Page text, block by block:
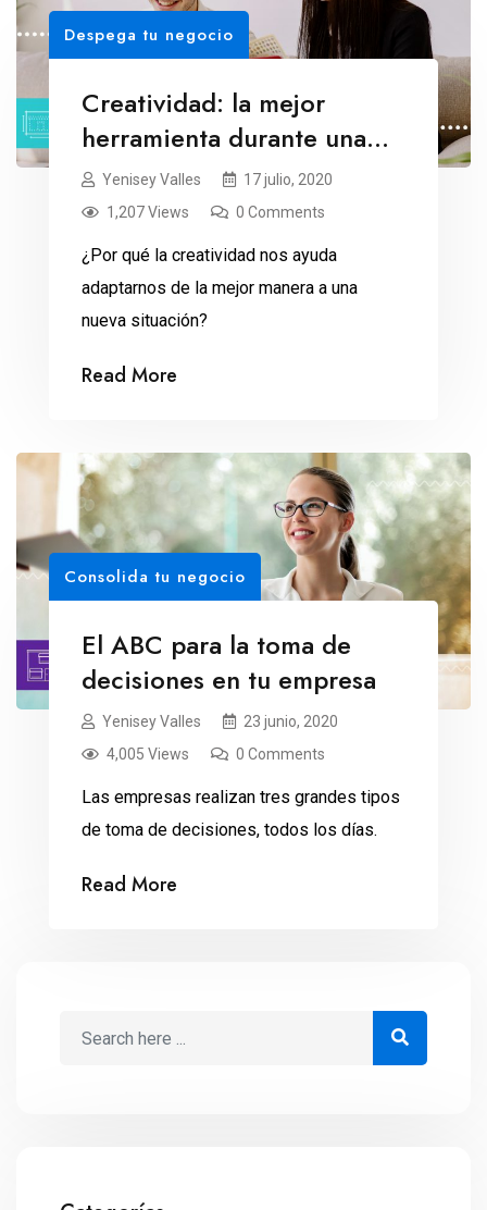
Despega tu negocio
Creatividad: la mejor
herramienta durante una
crisis
Yenisey Valles
17 julio, 2020
1,207 Views
0 Comments
¿Por qué la creatividad nos ayuda
adaptarnos de la mejor manera a una
nueva situación?
Read More
Consolida tu negocio
El ABC para la toma de
decisiones en tu empresa
Yenisey Valles
23 junio, 2020
4,005 Views
0 Comments
Las empresas realizan tres grandes tipos
de toma de decisiones, todos los días.
Read More